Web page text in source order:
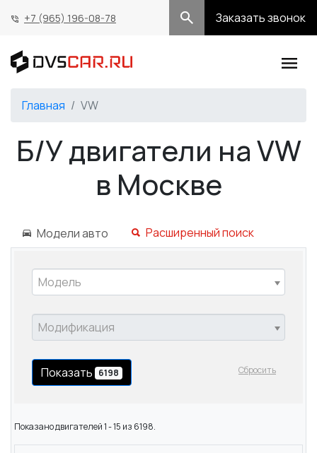
+7 (965) 196-08-78 Заказать звонок
Главная VW
Б/У двигатели на VW
в Москве
Модели авто Расширенный поиск
Модель
Модификация
Показать 6198 Сбросить
Показано двигателей 1 - 15 из 6198.